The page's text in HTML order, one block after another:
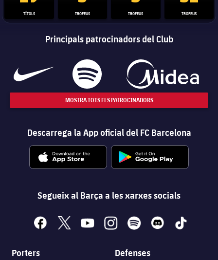
TÍTOLS TROFEUS TROFEUS TROFEUS
Principals patrocinadors del Club
MOSTRA TOTS ELS PATROCINADORS
Descarrega la App oficial del FC Barcelona
Segueix al Barça a les xarxes socials
facebook
x youtubeinstagramspotify discord tiktok
Porters Defenses